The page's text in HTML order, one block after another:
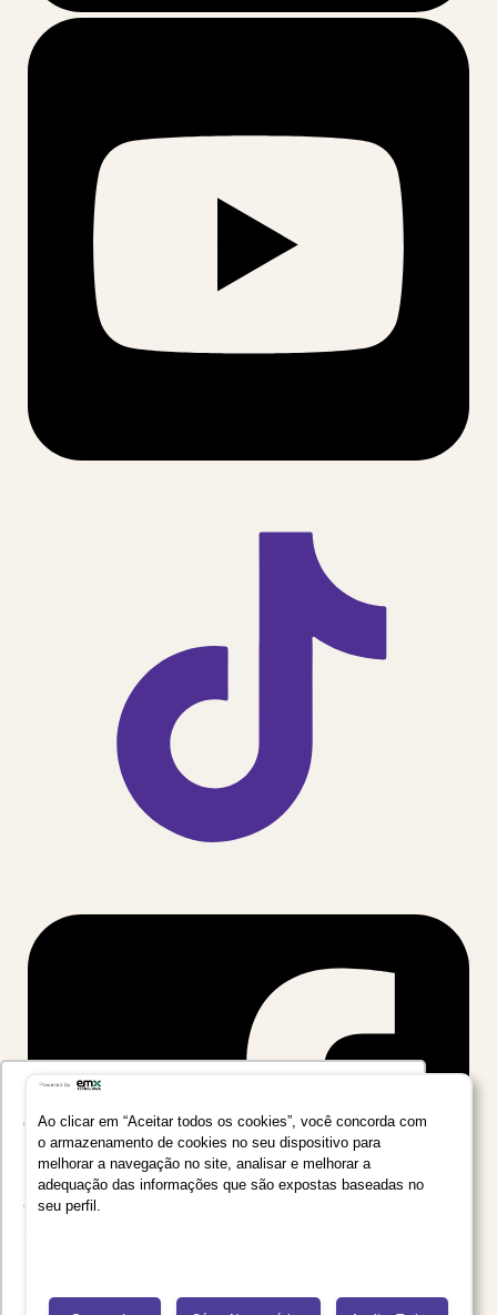
Utilizamos seus dados para oferecer uma
experiência mais relevante ao analisar e
personalizar conteúdos e anúncios em nossa
plataforma e em serviços de terceiros. Consulte
a Política de Privacidade de Dados do Grupo
Recusar Cookies Aceitar Cookies
Ao clicar em “Aceitar todos os cookies”, você concorda com
o armazenamento de cookies no seu dispositivo para
melhorar a navegação no site, analisar e melhorar a
adequação das informações que são expostas baseadas no
seu perfil.